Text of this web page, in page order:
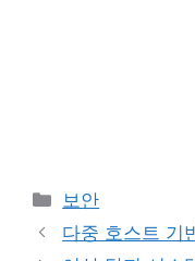
Categories
보안
다중 호스트 기